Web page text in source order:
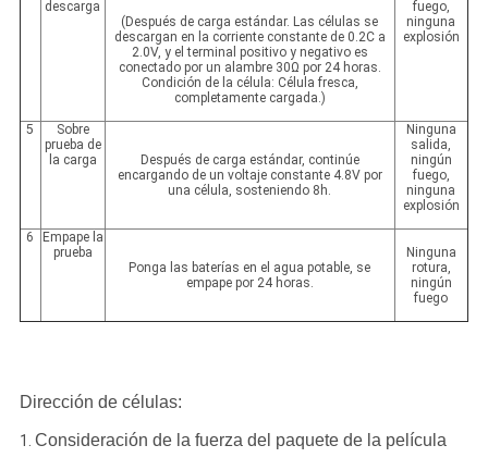
descarga
(Después de carga estándar. Las células se
descargan en la corriente constante de 0.2C a
2.0V, y el terminal positivo y negativo es
conectado por un alambre 30Ω por 24 horas.
Condición de la célula: Célula fresca,
completamente cargada.)
fuego,
ninguna
explosión
5
Sobre
prueba de
la carga
Después de carga estándar, continúe
encargando de un voltaje constante 4.8V por
una célula, sosteniendo 8h.
Ninguna
salida,
ningún
fuego,
ninguna
explosión
6
Empape la
prueba
Ponga las baterías en el agua potable, se
empape por 24 horas.
Ninguna
rotura,
ningún
fuego
Dirección de células:
1. Consideración de la fuerza del paquete de la película